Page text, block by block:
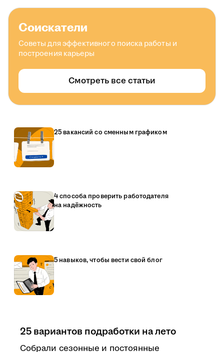
Соискатели
Советы для эффективного поиска работы и
построения карьеры
Смотреть все статьи
25 вакансий со сменным графиком
4 способа проверить работодателя
на надёжность
5 навыков, чтобы вести свой блог
25 вариантов подработки на лето
Собрали сезонные и постоянные